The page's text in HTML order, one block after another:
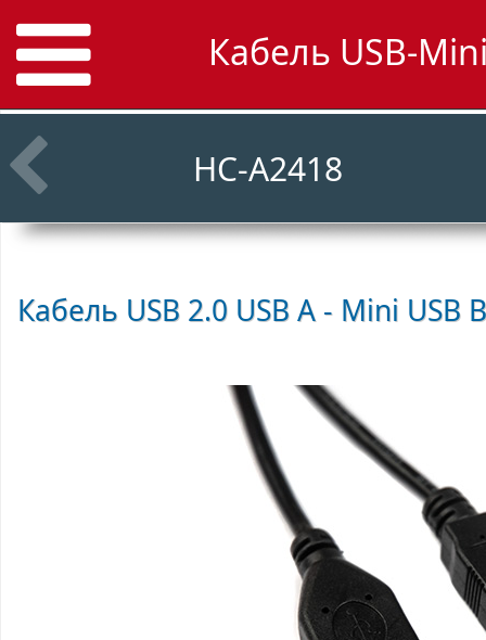
Кабель USB-
HC-A2418
Кабель USB 2.0 USB A - Mini USB